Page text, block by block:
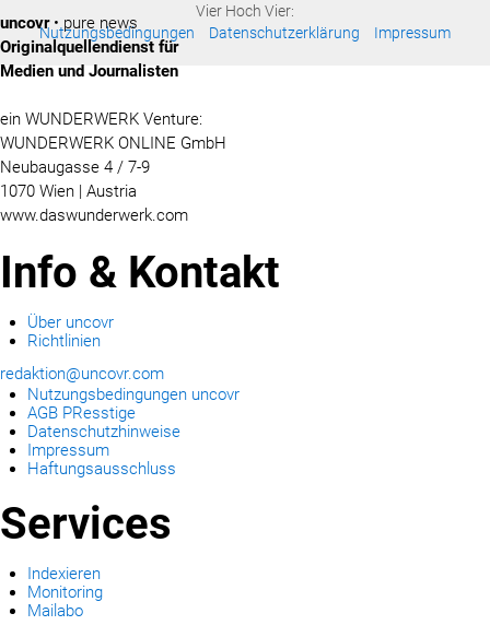
Vier Hoch Vier:
Nutzungsbedingungen
Datenschutzerklärung Impressum
uncovr• pure news
Originalquellendienst für
Medien und Journalisten
ein WUNDERWERK Venture:
WUNDERWERK ONLINE GmbH
Neubaugasse 4 / 7-9
1070 Wien | Austria
www.daswunderwerk.com
Info & Kontakt
Über uncovr
Richtlinien
redaktion@uncovr.com
Nutzungsbedingungen uncovr
AGB PResstige
Datenschutzhinweise
Impressum
Haftungsausschluss
Services
Indexieren
Monitoring
Mailabo